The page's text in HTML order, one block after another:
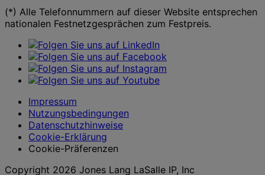
(*) Alle Telefonnummern auf dieser Website entsprechen
nationalen Festnetzgesprächen zum Festpreis.
Impressum
Nutzungsbedingungen
Datenschutzhinweise
Cookie-Erklärung
Cookie-Präferenzen
Copyright 2026 Jones Lang LaSalle IP, Inc